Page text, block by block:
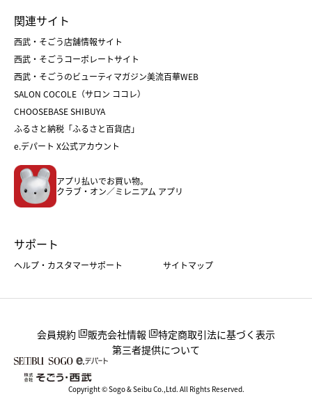
父の日
クリスマスケーキ
ホワイトデー
菓子折り
和菓子
人気のギフト
バレンタイン
ホワイトデー
おせち
フード
ホーム・キッチン＆アート
関連サイト
西武・そごう店舗情報サイト
西武・そごうコーポレートサイト
西武・そごうのビューティマガジン美流百華WEB
SALON COCOLE（サロン ココレ）
CHOOSEBASE SHIBUYA
ふるさと納税「ふるさと百貨店」
e.デパート X公式アカウント
アプリ払いでお買い物。
クラブ・オン／ミレニアム アプリ
サポート
ヘルプ・カスタマーサポート サイトマップ
会員規約 販売会社情報
特定商取引法に基づく表示
第三者提供について
Copyright © Sogo & Seibu Co.,Ltd. All Rights Reserved.